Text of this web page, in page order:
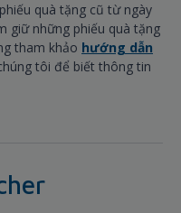
quà tặng cũ từ ngày
giữ những phiếu quà tặng
tham khảo hướng dẫn
tôi để biết thông tin